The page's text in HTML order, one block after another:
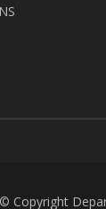
© Copyright